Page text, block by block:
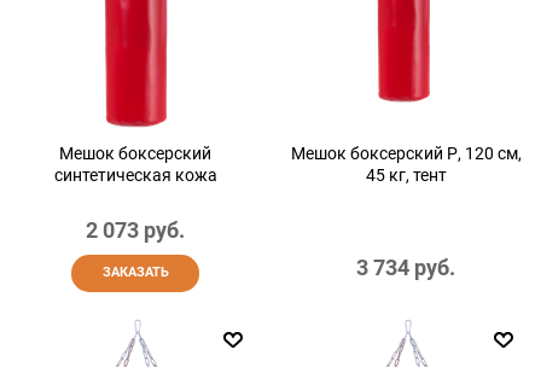
Мешок боксерский
синтетическая кожа
2 073 руб.
ЗАКАЗАТЬ
Мешок боксерский Р, 120 см,
45 кг, тент
3 734 руб.